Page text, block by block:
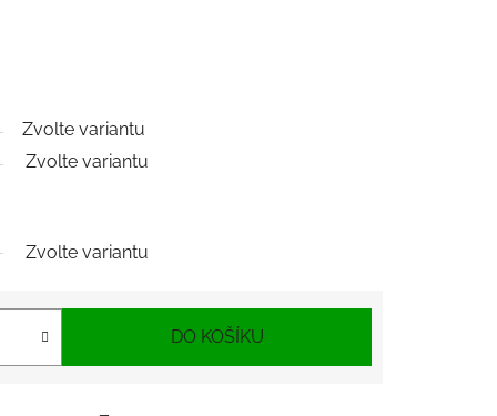
Zvolte variantu
Zvolte variantu
Zvolte variantu
DO KOŠÍKU